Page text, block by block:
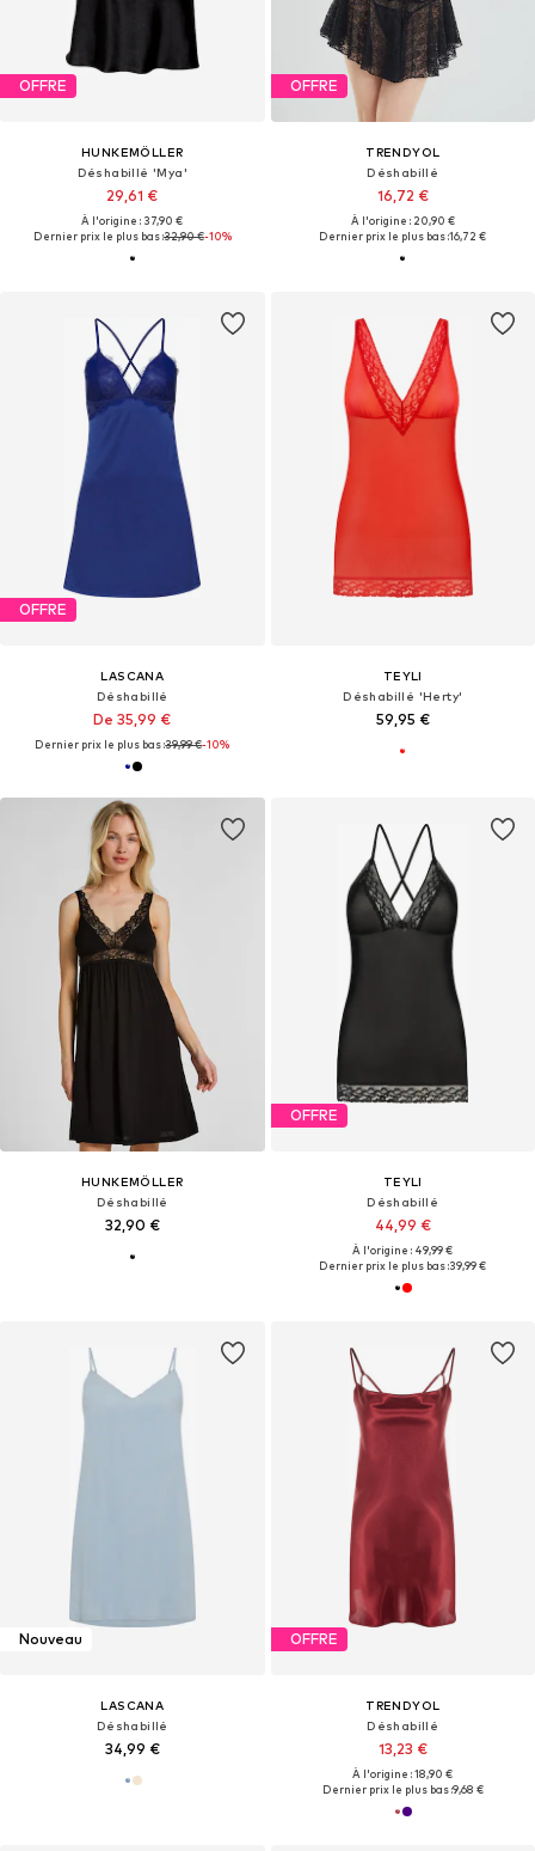
OFFRE
HUNKEMÖLLER
Déshabillé 'Mya'
29,61 €
À l'origine : 37,90 €
Dernier prix le plus bas :32,90 €-10%
OFFRE
TRENDYOL
Déshabillé
16,72 €
À l'origine : 20,90 €
Dernier prix le plus bas :16,72 €
OFFRE
LASCANA
Déshabillé
De 35,99 €
Dernier prix le plus bas :39,99 €-10%
TEYLI
Déshabillé 'Herty'
59,95 €
HUNKEMÖLLER
Déshabillé
32,90 €
OFFRE
TEYLI
Déshabillé
44,99 €
À l'origine : 49,99 €
Dernier prix le plus bas :39,99 €
Nouveau
LASCANA
Déshabillé
34,99 €
OFFRE
TRENDYOL
Déshabillé
13,23 €
À l'origine : 18,90 €
Dernier prix le plus bas :9,68 €